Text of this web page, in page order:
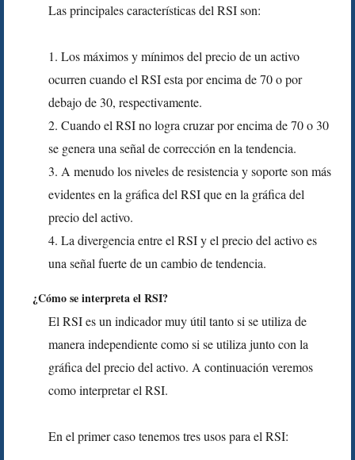
Las principales características del RSI son:
1. Los máximos y mínimos del precio de un activo
ocurren cuando el RSI esta por encima de 70 o por
debajo de 30, respectivamente.
2. Cuando el RSI no logra cruzar por encima de 70 o 30
se genera una señal de corrección en la tendencia.
3. A menudo los niveles de resistencia y soporte son más
evidentes en la gráfica del RSI que en la gráfica del
precio del activo.
4. La divergencia entre el RSI y el precio del activo es
una señal fuerte de un cambio de tendencia.
¿Cómo se interpreta el RSI?
El RSI es un indicador muy útil tanto si se utiliza de
manera independiente como si se utiliza junto con la
gráfica del precio del activo. A continuación veremos
como interpretar el RSI.
En el primer caso tenemos tres usos para el RSI: